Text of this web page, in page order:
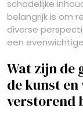
schadelijke
belangrijk is om
diverse
een
Wat zijn de
de kunst
verstorend